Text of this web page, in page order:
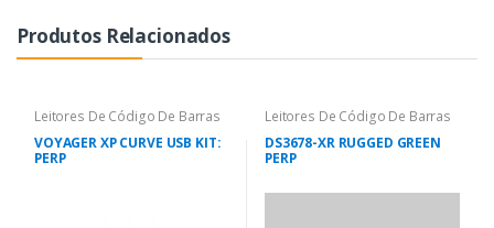
Produtos Relacionados
Leitores De Código De Barras
VOYAGER XP CURVE USB KIT:
PERP
Leitores De Código De Barras
DS3678-XR RUGGED GREEN
PERP